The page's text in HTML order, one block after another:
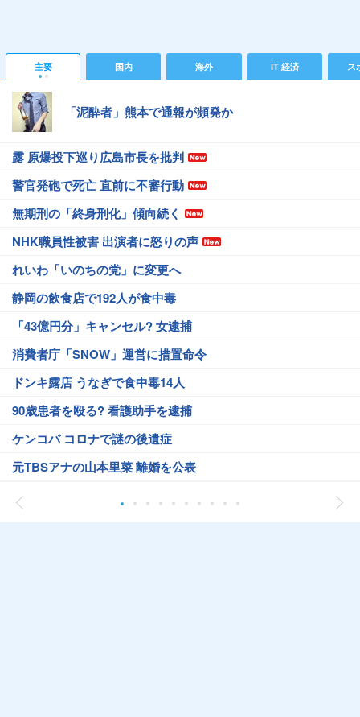
主要 国内 海外 IT 経済 ス
「泥酔者」熊本で通報が頻発か
露 原爆投下巡り広島市長を批判
警官発砲で死亡 直前に不審行動
無期刑の「終身刑化」傾向続く
NHK職員性被害 出演者に怒りの声
れいわ「いのちの党」に変更へ
静岡の飲食店で192人が食中毒
「43億円分」キャンセル? 女逮捕
消費者庁「SNOW」運営に措置命令
ドンキ露店 うなぎで食中毒14人
90歳患者を殴る? 看護助手を逮捕
ケンコバ コロナで謎の後遺症
元TBSアナの山本里菜 離婚を公表